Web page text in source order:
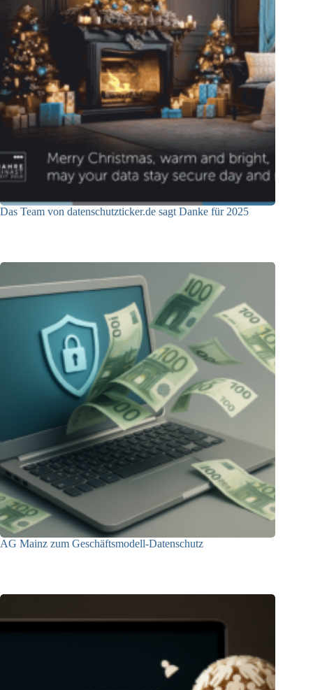
Das Team von datenschutzticker.de sagt Danke für 2025
AG Mainz zum Geschäftsmodell-Datenschutz